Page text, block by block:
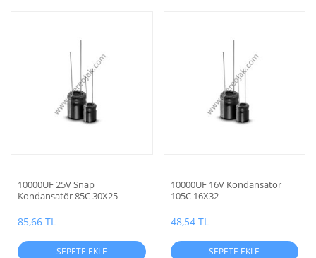
10000UF 25V Snap
Kondansatör 85C 30X25
85,66 TL
SEPETE EKLE
10000UF 16V Kondansatör
105C 16X32
48,54 TL
SEPETE EKLE